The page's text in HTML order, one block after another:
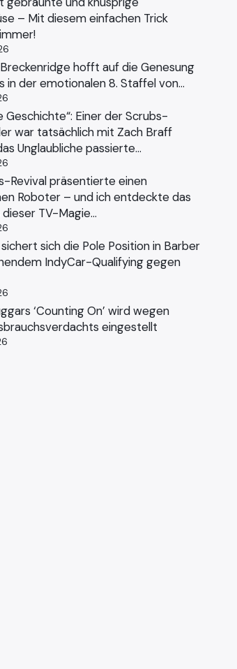
– Mit diesem einfachen Trick
hofft auf die Genesung
in der emotionalen 8. Staffel von…
Geschichte“: Einer der Scrubs-
war tatsächlich mit Zach Braff
Unglaubliche passierte…
Revival präsentierte einen
Roboter – und ich entdeckte das
dieser TV-Magie…
sich die Pole Position in Barber
IndyCar-Qualifying gegen
‘Counting On’ wird wegen
eingestellt